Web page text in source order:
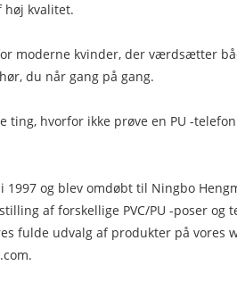
høj kvalitet.
moderne kvinder, der værdsætter
du når gang på gang.
hvorfor ikke prøve en PU -
og blev omdøbt til Ningbo
af forskellige PVC/PU -poser og
fulde udvalg af produkter på vores
.